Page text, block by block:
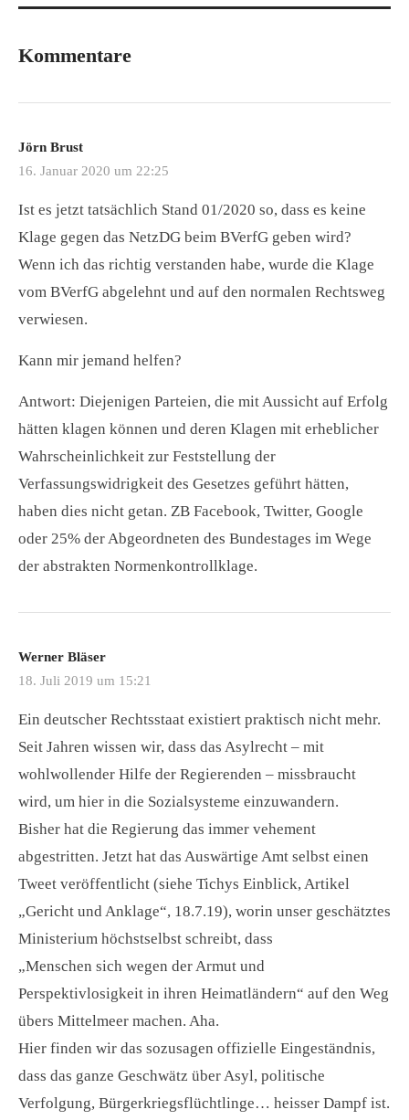
Kommentare
Jörn Brust
16. Januar 2020 um 22:25
Ist es jetzt tatsächlich Stand 01/2020 so, dass es keine
Klage gegen das NetzDG beim BVerfG geben wird?
Wenn ich das richtig verstanden habe, wurde die Klage
vom BVerfG abgelehnt und auf den normalen Rechtsweg
verwiesen.
Kann mir jemand helfen?
Antwort: Diejenigen Parteien, die mit Aussicht auf Erfolg
hätten klagen können und deren Klagen mit erheblicher
Wahrscheinlichkeit zur Feststellung der
Verfassungswidrigkeit des Gesetzes geführt hätten,
haben dies nicht getan. ZB Facebook, Twitter, Google
oder 25% der Abgeordneten des Bundestages im Wege
der abstrakten Normenkontrollklage.
Werner Bläser
18. Juli 2019 um 15:21
Ein deutscher Rechtsstaat existiert praktisch nicht mehr.
Seit Jahren wissen wir, dass das Asylrecht – mit
wohlwollender Hilfe der Regierenden – missbraucht
wird, um hier in die Sozialsysteme einzuwandern.
Bisher hat die Regierung das immer vehement
abgestritten. Jetzt hat das Auswärtige Amt selbst einen
Tweet veröffentlicht (siehe Tichys Einblick, Artikel
„Gericht und Anklage“, 18.7.19), worin unser geschätztes
Ministerium höchstselbst schreibt, dass
„Menschen sich wegen der Armut und
Perspektivlosigkeit in ihren Heimatländern“ auf den Weg
übers Mittelmeer machen. Aha.
Hier finden wir das sozusagen offizielle Eingeständnis,
dass das ganze Geschwätz über Asyl, politische
Verfolgung, Bürgerkriegsflüchtlinge… heisser Dampf ist.